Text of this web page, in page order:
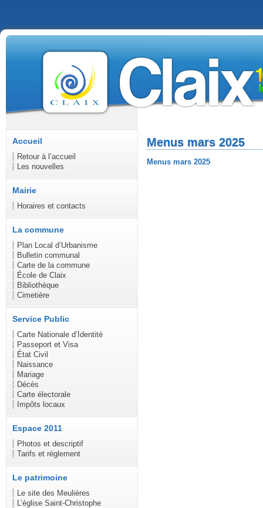
Accueil
Retour à l’accueil
Les nouvelles
Mairie
Horaires et contacts
La commune
Plan Local d’Urbanisme
Bulletin communal
Carte de la commune
École de Claix
Bibliothèque
Cimetière
Service Public
Carte Nationale d’Identité
Passeport et Visa
État Civil
Naissance
Mariage
Décès
Carte électorale
Impôts locaux
Espace 2011
Photos et descriptif
Tarifs et règlement
Le patrimoine
Le site des Meulières
L’église Saint-Christophe
Menus mars 2025
Menus mars 2025